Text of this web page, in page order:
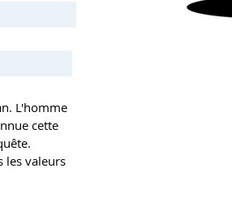
L'homme
cette
les valeurs